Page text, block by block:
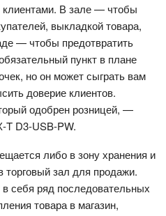
В зале — чтобы
выкладкой товара,
— чтобы предотвратить
пункт в плане
но он может сыграть вам
доверие клиентов.
одобрен розницей, —
D3-USB-PW.
либо в зону хранения и
торговый зал для продажи.
себя ряд последовательных
товара в магазин,